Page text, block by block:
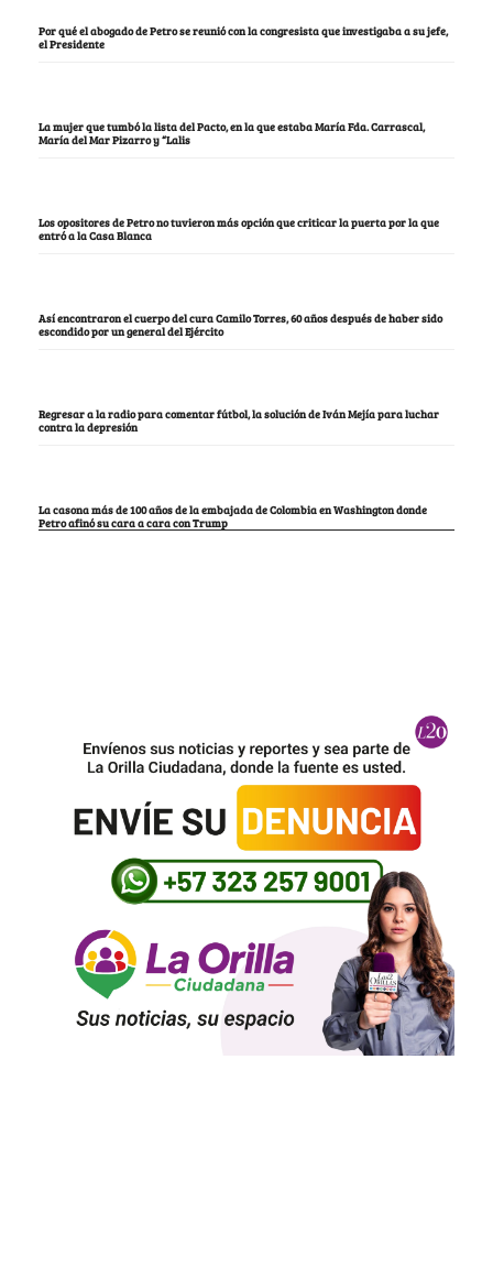
Por qué el abogado de Petro se reunió con la congresista que investigaba a su jefe,
el Presidente
La mujer que tumbó la lista del Pacto, en la que estaba María Fda. Carrascal,
María del Mar Pizarro y “Lalis
Los opositores de Petro no tuvieron más opción que criticar la puerta por la que
entró a la Casa Blanca
Así encontraron el cuerpo del cura Camilo Torres, 60 años después de haber sido
escondido por un general del Ejército
Regresar a la radio para comentar fútbol, la solución de Iván Mejía para luchar
contra la depresión
La casona más de 100 años de la embajada de Colombia en Washington donde
Petro afinó su cara a cara con Trump